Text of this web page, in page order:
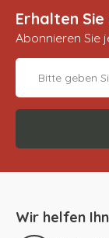
Erhalten
Abonnieren Sie
Wir helfen